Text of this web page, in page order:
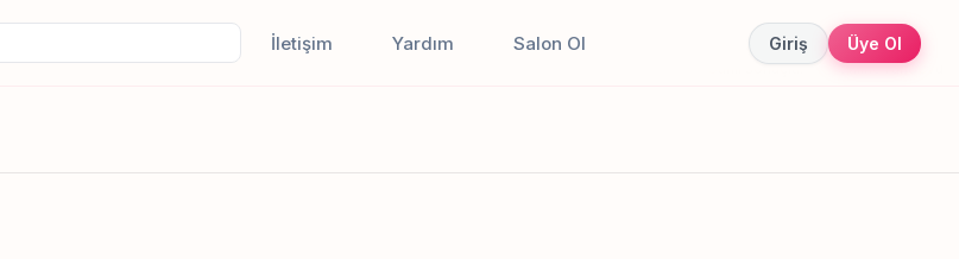
İletişim Yardım Salon Ol Giriş Üye Ol
Canlı sonuçlar Online randevu